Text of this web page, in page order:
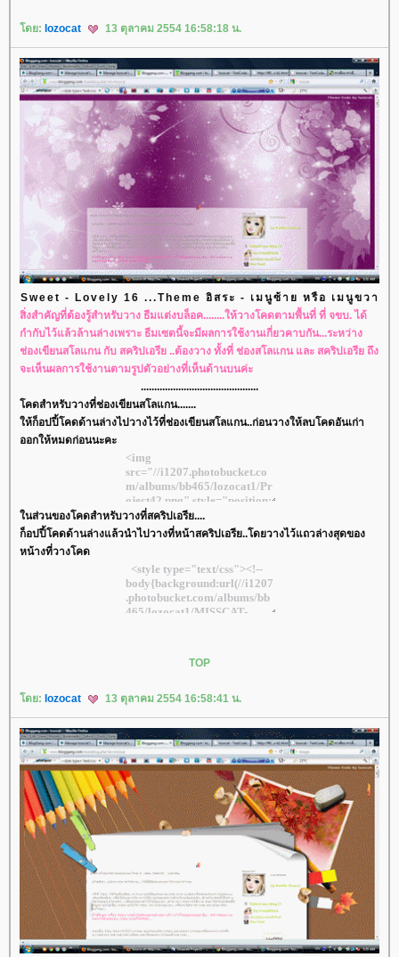
ดย: lozocat 13 ตุลาคม 2554 16:58:18 น.
Sweet - Lovely 16 ...Theme อิสระ - เมนูซ้าย หรือ เมนูขวา
สิ่งสำคัญที่ต้องรู้สำหรับวาง ธีมแต่งบล็อค........ให้วางโคดตามพื้นที่ ที่ จขบ. ได้
กำกับไว้แล้วล้านล่างเพราะ ธีมเซตนี้จะมีผลการใช้งานเกี่ยวคาบกัน...ระหว่าง
ช่องเขียนสโลแกน กับ สคริปเอรีย ..ต้องวาง ทั้งที่ ช่องสโลแกน และ สคริปเอรีย ถึง
จะเห็นผลการใช้งานตามรูปตัวอย่างที่เห็นด้านบนค่ะ
............................................
คดสำหรับวางที่ช่องเขียนสโลแกน.......
ห้ก็อปปี้โคดด้านล่างไปวางไว้ที่ช่องเขียนสโลแกน..ก่อนวางให้ลบโคดอันเก่า
ออกให้หมดก่อนนะคะ
นส่วนของโคดสำหรับวางที่สคริปเอรีย....
ก็อปปี้โคดด้านล่างแล้วนำไปวางที่หน้าสคริปเอรีย..โดยวางไว้แถวล่างสุดของ
หน้างที่วางโคด
TOP
ดย: lozocat 13 ตุลาคม 2554 16:58:41 น.